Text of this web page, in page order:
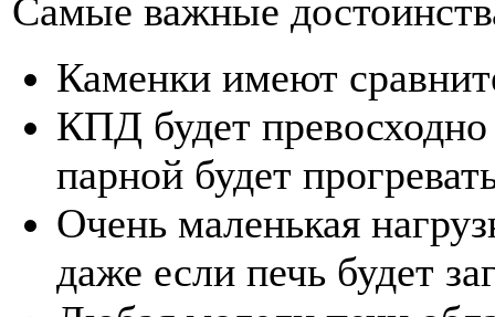
Самые важные
Каменки имеют
КПД будет превосходно
парной будет
Очень маленькая
даже если печь будет